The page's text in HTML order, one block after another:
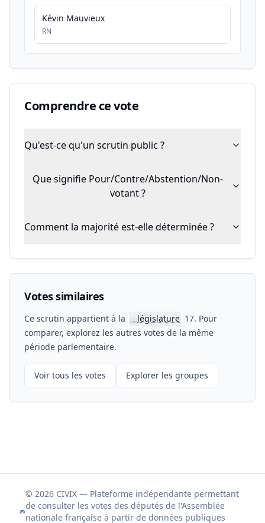
Kévin Mauvieux
RN
Comprendre ce vote
Qu'est-ce qu'un scrutin public ?
Que signifie Pour/Contre/Abstention/Non-
votant ?
Comment la majorité est-elle déterminée ?
Votes similaires
Ce scrutin appartient à la 📖législature 17. Pour
comparer, explorez les autres votes de la même
période parlementaire.
Voir tous les votes Explorer les groupes
© 2026 CIVIX — Plateforme indépendante permettant
de consulter les votes des députés de l'Assemblée
nationale française à partir de données publiques